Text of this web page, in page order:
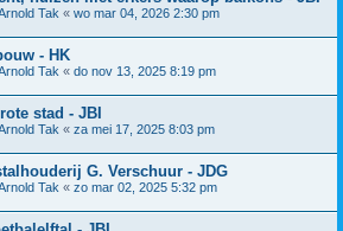
Tak « wo mar 04, 2026 2:30 pm
- HK
Tak « do nov 13, 2025 8:19 pm
stad - JBI
Tak « za mei 17, 2025 8:03 pm
G. Verschuur - JDG
Tak « zo mar 02, 2025 5:32 pm